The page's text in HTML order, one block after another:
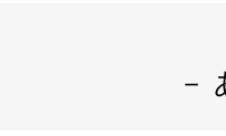
－